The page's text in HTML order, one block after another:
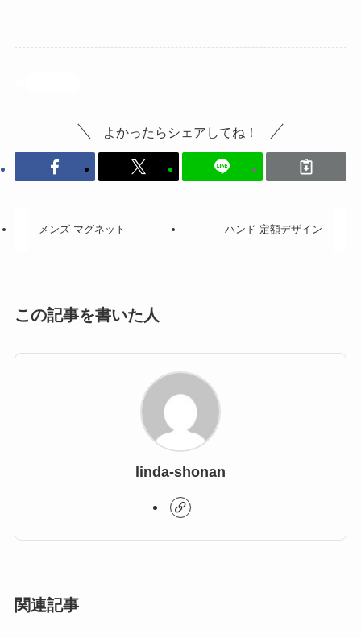
よかったらシェアしてね！
メンズ マグネット ハンド 定額デザイン
この記事を書いた人
linda-shonan
関連記事